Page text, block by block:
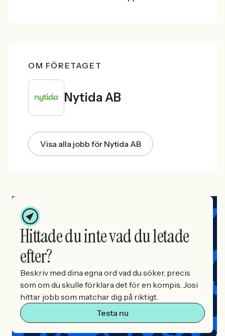
OM FÖRETAGET
Nytida AB
Visa alla jobb för Nytida AB
Hittade du inte vad du letade
efter?
Beskriv med dina egna ord vad du söker, precis
som om du skulle förklara det för en kompis. Josi
hittar jobb som matchar dig på riktigt.
Testa nu